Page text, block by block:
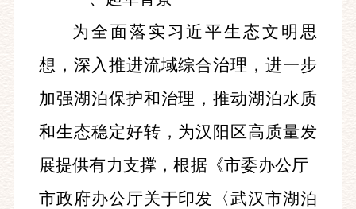
为全面落实习近平生态文明思
想，深入推进流域综合治理，进一步
加强湖泊保护和治理，推动湖泊水质
和生态稳定好转，为汉阳区高质量发
展提供有力支撑，根据《市委办公厅
市政府办公厅关于印发〈武汉市湖泊